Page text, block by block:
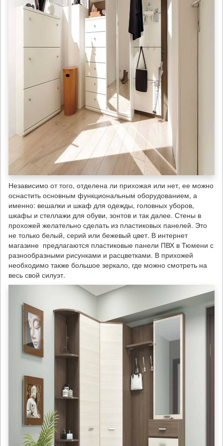
Независимо от того, отделена ли прихожая или нет, ее можно
оснастить основным функциональным оборудованием, а
именно: вешалки и шкаф для одежды, головных уборов,
шкафы и стеллажи для обуви, зонтов и так далее. Стены в
прохожей желательно сделать из пластиковых панелей. Это
не только белый, серий или бежевый цвет. В интернет
магазине предлагаются пластиковые панели ПВХ в Тюмени с
разнообразными рисунками и расцветками. В прихожей
необходимо также большое зеркало, где можно смотреть на
весь свой силуэт.